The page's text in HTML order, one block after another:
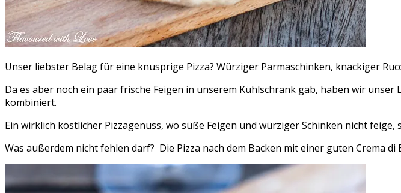
Unser liebster Belag für eine knusprige Pizza? Würziger Parmaschinken, knackiger
Da es aber noch ein paar frische Feigen in unserem Kühlschrank gab, haben wir
kombiniert.
Ein wirklich köstlicher Pizzagenuss, wo süße Feigen und würziger Schinken nicht
Was außerdem nicht fehlen darf? Die Pizza nach dem Backen mit einer guten Crema di